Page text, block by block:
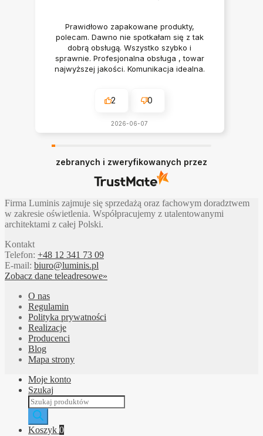
Prawidłowo zapakowane produkty,
polecam. Dawno nie spotkałam się z tak
dobrą obsługą. Wszystko szybko i
sprawnie. Profesjonalna obsługa , towar
najwyższej jakości. Komunikacja idealna.
2 0
2026-06-07
zebranych i zweryfikowanych przez
Firma Luminis zajmuje się sprzedażą oraz fachowym doradztwem
w zakresie oświetlenia. Współpracujemy z utalentowanymi
architektami z całej Polski.
Kontakt
Telefon: +48 12 341 73 09
E-mail: biuro@luminis.pl
Zobacz dane teleadresowe»
O nas
Regulamin
Polityka prywatności
Realizacje
Producenci
Blog
Mapa strony
Moje konto
Szukaj
Wyszukiwarka
produktów
Koszyk 0